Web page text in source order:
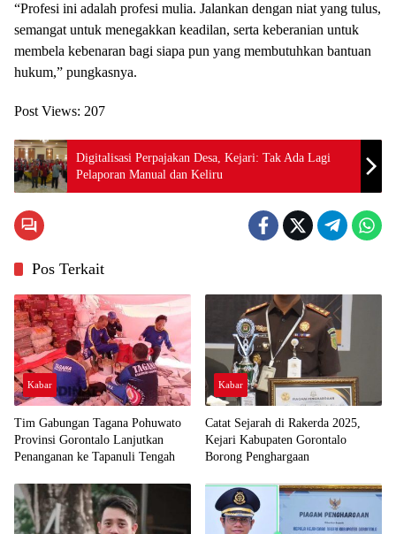
“Profesi ini adalah profesi mulia. Jalankan dengan niat yang tulus,
semangat untuk menegakkan keadilan, serta keberanian untuk
membela kebenaran bagi siapa pun yang membutuhkan bantuan
hukum,” pungkasnya.
Post Views: 207
Digitalisasi Perpajakan Desa, Kejari: Tak Ada Lagi
Pelaporan Manual dan Keliru
Pos Terkait
Kabar
Tim Gabungan Tagana Pohuwato
Provinsi Gorontalo Lanjutkan
Penanganan ke Tapanuli Tengah
Kabar
Catat Sejarah di Rakerda 2025,
Kejari Kabupaten Gorontalo
Borong Penghargaan